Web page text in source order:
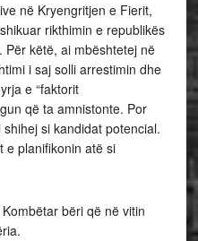
në Kryengritjen e Fierit,
rikthimin e republikës
këtë, ai mbështetej në
i saj solli arrestimin dhe
e “faktorit
që ta amnistonte. Por
si kandidat potencial.
e planifikonin atë si
bëri që në vitin